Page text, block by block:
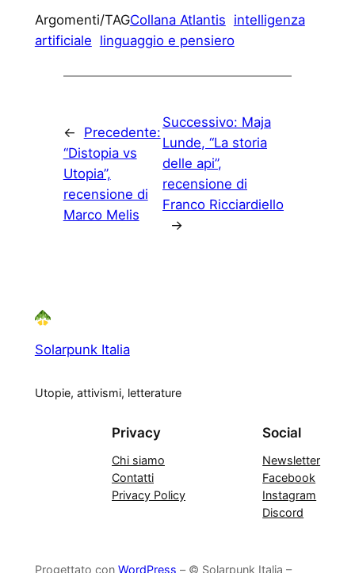
Argomenti/TAGCollana Atlantis intelligenza
artificiale linguaggio e pensiero
←
Precedente:
“Distopia vs
Utopia”,
recensione di
Marco Melis
Successivo: Maja
Lunde, “La storia
delle api”,
recensione di
Franco Ricciardiello
→
Solarpunk Italia
Utopie, attivismi, letterature
Privacy
Chi siamo
Contatti
Privacy Policy
Social
Newsletter
Facebook
Instagram
Discord
Progettato con WordPress – © Solarpunk Italia –